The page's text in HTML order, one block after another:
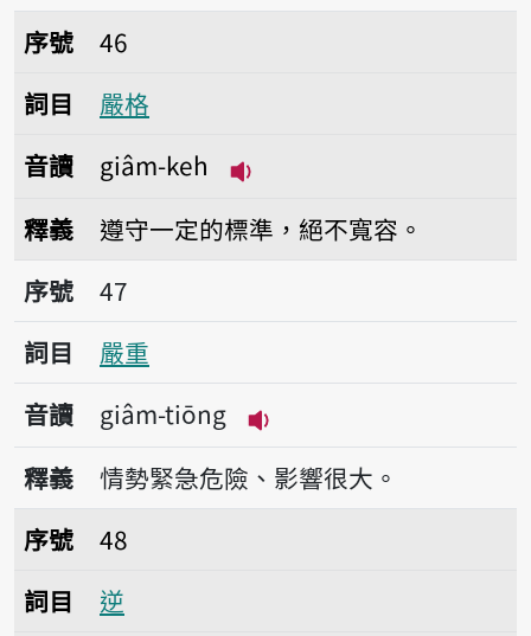
序號46嚴格
序號
46
詞目
嚴格
音讀
giâm-keh
釋義
遵守一定的標準，絕不寬容。
序號47嚴重
序號
47
詞目
嚴重
音讀
giâm-tiōng
播放音讀giâm-tiōng
釋義
情勢緊急危險、影響很大。
序號48逆
序號
48
詞目
逆